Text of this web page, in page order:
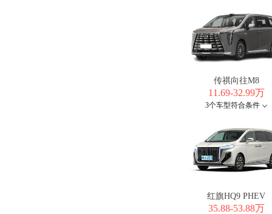
传祺向往M8
11.69-32.99万
3个车型符合条件
红旗HQ9 PHEV
35.88-53.88万